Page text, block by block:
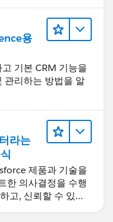
용
기본 CRM 기능을
관리하는 방법을 알
라는
제품과 기술을
한 의사결정을 수행
고, 신뢰할 수 있는